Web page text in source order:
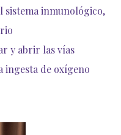
sistema inmunológico,
y abrir las vías
ingesta de oxígeno